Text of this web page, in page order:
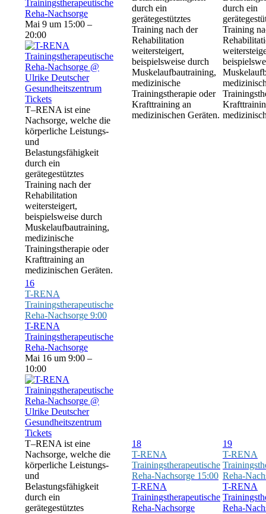
Trainingstherapeutische
Reha-Nachsorge
Mai 9 um 15:00 –
20:00
Tickets
T–RENA ist eine
Nachsorge, welche die
körperliche Leistungs-
und
Belastungsfähigkeit
durch ein
gerätegestütztes
Training nach der
Rehabilitation
weitersteigert,
beispielsweise durch
Muskelaufbautraining,
medizinische
Trainingstherapie oder
Krafttraining an
medizinischen Geräten.
durch ein
gerätegestütztes
Training nach der
Rehabilitation
weitersteigert,
beispielsweise durch
Muskelaufbautraining,
medizinische
Trainingstherapie oder
Krafttraining an
medizinischen Geräten.
durch ein
Training
16
T-RENA
Trainingstherapeutische
Reha-Nachsorge 9:00
T-RENA
Trainingstherapeutische
Reha-Nachsorge
Mai 16 um 9:00 –
10:00
Tickets
T–RENA ist eine
Nachsorge, welche die
körperliche Leistungs-
und
Belastungsfähigkeit
durch ein
gerätegestütztes
18
T-RENA
Trainingstherapeutische
Reha-Nachsorge 15:00
T-RENA
Trainingstherapeutische
Reha-Nachsorge
19
T-RENA
Reha-
T-RENA
Reha-